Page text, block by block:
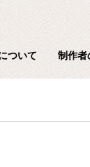
ついて 制作者